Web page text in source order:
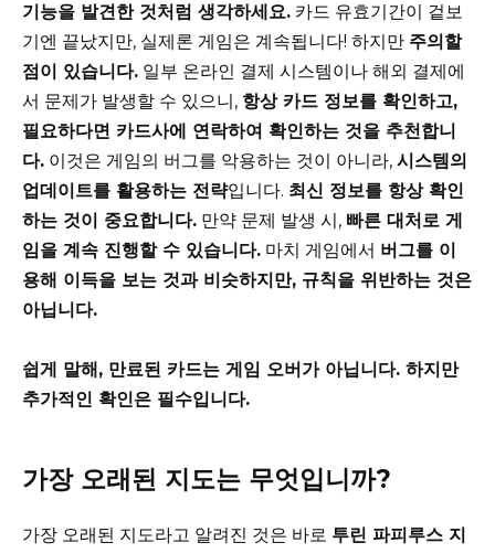
기능을 발견한 것처럼 생각하세요. 카드 유효기간이 겉보
기엔 끝났지만, 실제론 게임은 계속됩니다! 하지만 주의할
점이 있습니다. 일부 온라인 결제 시스템이나 해외 결제에
서 문제가 발생할 수 있으니, 항상 카드 정보를 확인하고,
필요하다면 카드사에 연락하여 확인하는 것을 추천합니
다. 이것은 게임의 버그를 악용하는 것이 아니라, 시스템의
업데이트를 활용하는 전략입니다. 최신 정보를 항상 확인
하는 것이 중요합니다. 만약 문제 발생 시, 빠른 대처로 게
임을 계속 진행할 수 있습니다. 마치 게임에서 버그를 이
용해 이득을 보는 것과 비슷하지만, 규칙을 위반하는 것은
아닙니다.
쉽게 말해, 만료된 카드는 게임 오버가 아닙니다. 하지만
추가적인 확인은 필수입니다.
가장 오래된 지도는 무엇입니까?
가장 오래된 지도라고 알려진 것은 바로 투린 파피루스 지